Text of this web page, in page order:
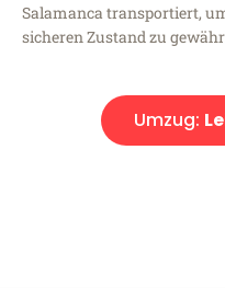
Salamanca transportiert,
sicheren Zustand zu
Umzug: